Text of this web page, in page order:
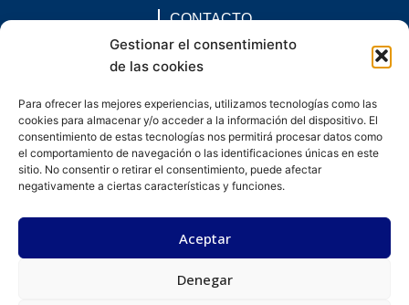
Gestionar el consentimiento
de las cookies
Para ofrecer las mejores experiencias, utilizamos tecnologías como las
cookies para almacenar y/o acceder a la información del dispositivo. El
consentimiento de estas tecnologías nos permitirá procesar datos como
el comportamiento de navegación o las identificaciones únicas en este
sitio. No consentir o retirar el consentimiento, puede afectar
negativamente a ciertas características y funciones.
Aceptar
Denegar
CONTACTO
comunicacion@chaccoinfo.com
Presentes en todo el ámbito nacional
F
a
c
e
b
o
I
n
s
t
a
g
L
i
n
k
e
d
i
n
E
n
v
e
l
o
W
h
a
t
s
Desarrollado por kitdigital.dev